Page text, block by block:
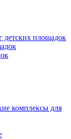
детских площадок
комплексы для